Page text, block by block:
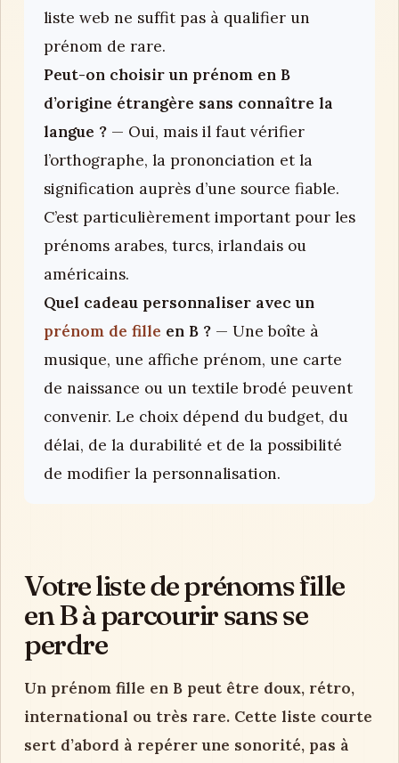
liste web ne suffit pas à qualifier un
prénom de rare.
Peut-on choisir un prénom en B
d’origine étrangère sans connaître la
langue ? — Oui, mais il faut vérifier
l’orthographe, la prononciation et la
signification auprès d’une source fiable.
C’est particulièrement important pour les
prénoms arabes, turcs, irlandais ou
américains.
Quel cadeau personnaliser avec un
prénom de fille en B ? — Une boîte à
musique, une affiche prénom, une carte
de naissance ou un textile brodé peuvent
convenir. Le choix dépend du budget, du
délai, de la durabilité et de la possibilité
de modifier la personnalisation.
Votre liste de prénoms fille
en B à parcourir sans se
perdre
Un prénom fille en B peut être doux, rétro,
international ou très rare. Cette liste courte
sert d’abord à repérer une sonorité, pas à